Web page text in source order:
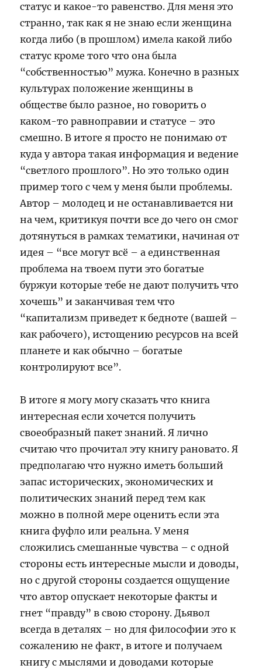
статус и какое-то равенство. Для меня это
странно, так как я не знаю если женщина
когда либо (в прошлом) имела какой либо
статус кроме того что она была
“собственностью” мужа. Конечно в разных
культурах положение женщины в
обществе было разное, но говорить о
каком-то равноправии и статусе – это
смешно. В итоге я просто не понимаю от
куда у автора такая информация и ведение
“светлого прошлого”. Но это только один
пример того с чем у меня были проблемы.
Автор – молодец и не останавливается ни
на чем, критикуя почти все до чего он смог
дотянуться в рамках тематики, начиная от
идея – “все могут всё – а единственная
проблема на твоем пути это богатые
буржуи которые тебе не дают получить что
хочешь” и заканчивая тем что
“капитализм приведет к бедноте (вашей –
как рабочего), истощению ресурсов на всей
планете и как обычно – богатые
контролируют все”.
В итоге я могу могу сказать что книга
интересная если хочется получить
своеобразный пакет знаний. Я лично
считаю что прочитал эту книгу рановато. Я
предполагаю что нужно иметь больший
запас исторических, экономических и
политических знаний перед тем как
можно в полной мере оценить если эта
книга фуфло или реальна. У меня
сложились смешанные чувства – с одной
стороны есть интересные мысли и доводы,
но с другой стороны создается ощущение
что автор опускает некоторые факты и
гнет “правду” в свою сторону. Дьявол
всегда в деталях – но для философии это к
сожалению не факт, в итоге и получаем
книгу с мыслями и доводами которые